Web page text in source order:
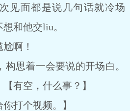
见面都是说几句话就冷场
和他交liu。
啊！
思着一会要说的开场白。
有空，什么事？】
打个视频。】